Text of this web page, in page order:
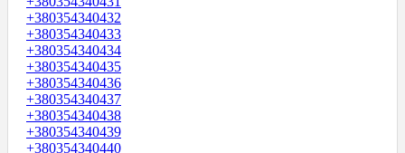
+380354340432
+380354340433
+380354340434
+380354340435
+380354340436
+380354340437
+380354340438
+380354340439
+380354340440